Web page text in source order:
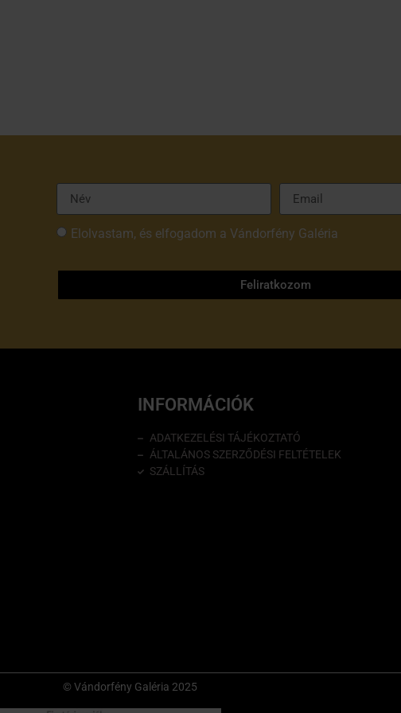
Elolvastam, és elfogadom a Vándorfény Galéria
Feliratkozom
INFORMÁCIÓK
ADATKEZELÉSI TÁJÉKOZTATÓ
ÁLTALÁNOS SZERZŐDÉSI FELTÉTELEK
SZÁLLÍTÁS
© Vándorfény Galéria 2025